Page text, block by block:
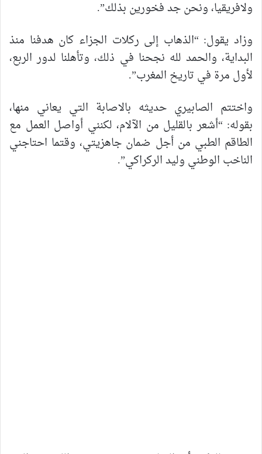
ولافريقيا، ونحن جد فخورين بذلك”.
وزاد يقول: “الذهاب إلى ركلات الجزاء كان هدفنا منذ
البداية، والحمد لله نجحنا في ذلك، وتأهلنا لدور الربع،
لأول مرة في تاريخ المغرب”.
واختتم الصابيري حديثه بالاصابة التي يعاني منها،
بقوله: “أشعر بالقليل من الآلام، لكنني أواصل العمل مع
الطاقم الطبي من أجل ضمان جاهزيتي، وقتما احتاجني
الناخب الوطني وليد الركراكي”.